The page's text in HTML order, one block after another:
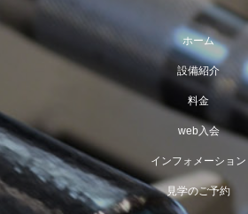
ホーム
設備紹介
料金
web入会
インフォメーション
見学のご予約